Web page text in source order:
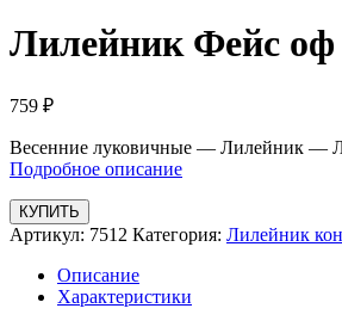
Лилейник Фейс
759 ₽
Весенние луковичные — Лилейник —
Подробное описание
КУПИТЬ
Артикул: 7512 Категория: Лилейник
Описание
Характеристики